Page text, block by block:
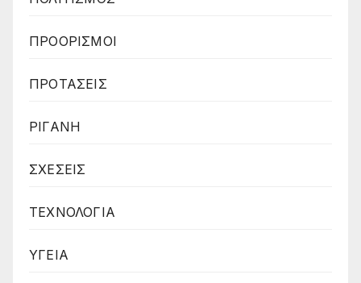
ΠΡΟΟΡΙΣΜΟΙ
ΠΡΟΤΑΣΕΙΣ
ΡΙΓΑΝΗ
ΣΧΕΣΕΙΣ
ΤΕΧΝΟΛΟΓΙΑ
ΥΓΕΙΑ